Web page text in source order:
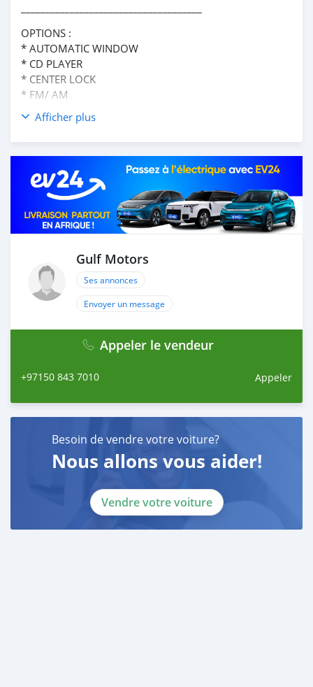
OPTIONS :
* AUTOMATIC WINDOW
* CD PLAYER
* CENTER LOCK
* FM/ AM
AND MANY MORE
ABDULLAH ( )
TELEPHONE ( )
____________________________________
CASH PURCHASE
---------------------------
DOCUMENTS REQUIRED
* DRIVING LICENSE
BANK FINANCE
------------------------
* Salary Certificate
* 3 month bank statement with original stamp
* Passport & Visa copies
* Emirates ID copy
Self Employed:
* Trade License
* Memorandum of Article
Afficher plus
Gulf Motors
Ses annonces
Envoyer un message
Appeler le vendeur
+97150 843 7010 Appeler
Besoin de vendre votre voiture?
Nous allons vous aider!
Vendre votre voiture